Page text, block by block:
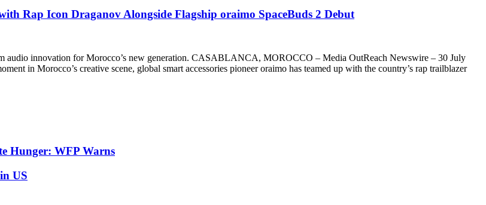
Rap Icon Draganov Alongside Flagship oraimo SpaceBuds 2 Debut
audio innovation for Morocco’s new generation. CASABLANCA, MOROCCO – Media OutReach Newswire – 30 July
in Morocco’s creative scene, global smart accessories pioneer oraimo has teamed up with the country’s rap trailblazer
Hunger: WFP Warns
US